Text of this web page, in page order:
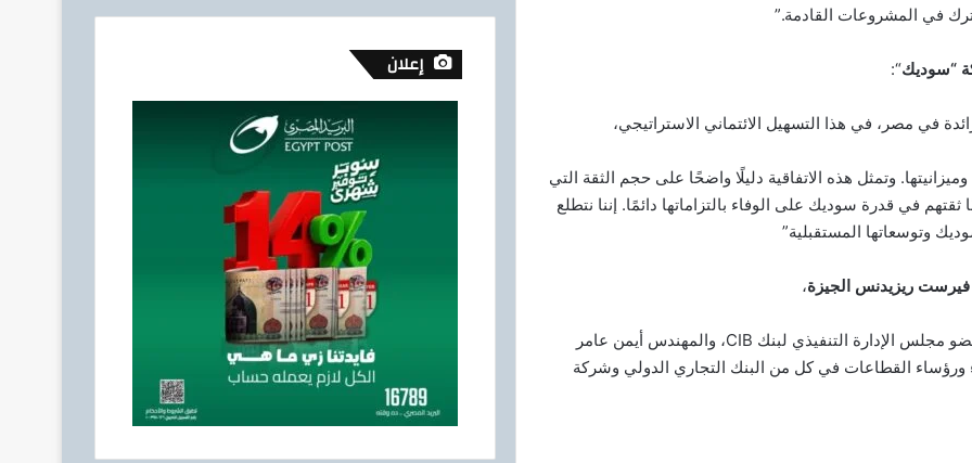
في المشروعات القادمة.”
“سوديك“:
في مصر، في هذا التسهيل الائتماني الاستراتيجي،
وتمثل هذه الاتفاقية دليلًا واضحًا على حجم الثقة التي
في قدرة سوديك على الوفاء بالتزاماتها دائمًا. إننا نتطلع
وتوسعاتها المستقبلية”
ريزيدنس الجيزة،
بحضور السيد عمرو الجنايني نائب الرئيس التنفيذي وعضو مجلس الإدارة التنفيذي لبنك CIB، والمهندس أيمن عامر
ورؤساء القطاعات في كل من البنك التجاري الدولي وشركة
إعلان